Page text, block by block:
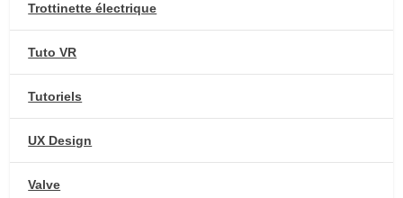
Trottinette électrique
Tuto VR
Tutoriels
UX Design
Valve